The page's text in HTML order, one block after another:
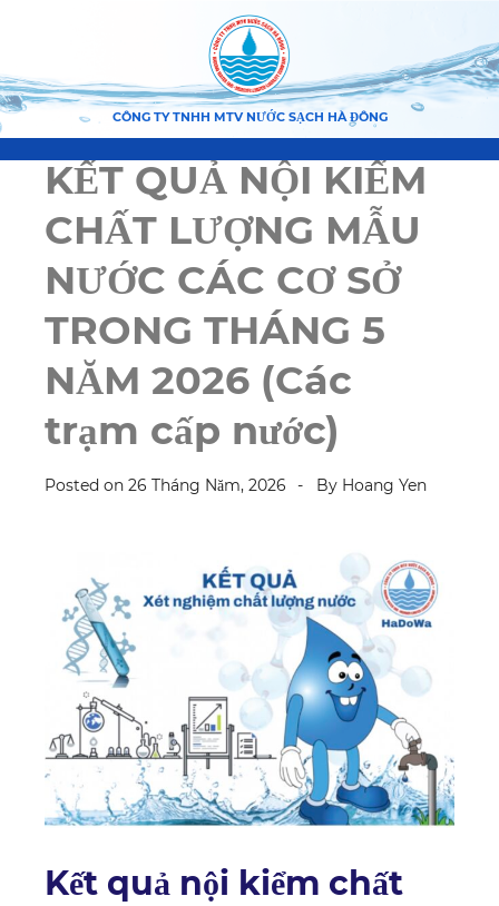
CÔNG TY TNHH MTV NƯỚC SẠCH HÀ ĐÔNG
KẾT QUẢ NỘI KIỂM
CHẤT LƯỢNG MẪU
NƯỚC CÁC CƠ SỞ
TRONG THÁNG 5
NĂM 2026 (Các
trạm cấp nước)
Posted on 26 Tháng Năm, 2026 By Hoang Yen
Kết quả nội kiểm chất